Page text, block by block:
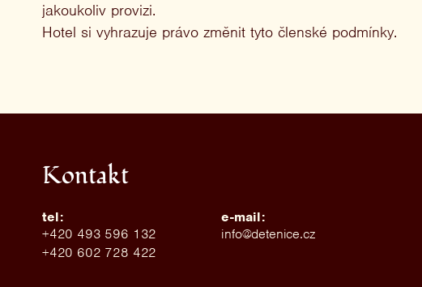
jakoukoliv provizi.
Hotel si vyhrazuje právo změnit tyto členské podmínky.
Kontakt
tel:
+420 493 596 132
+420 602 728 422
e-mail:
info@detenice.cz